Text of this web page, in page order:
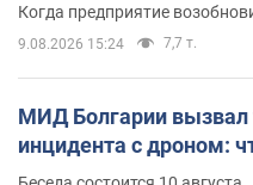
Когда предприятие
9.08.2026 15:24 7,7 т.
МИД Болгарии вызвал
инцидента с дроном: